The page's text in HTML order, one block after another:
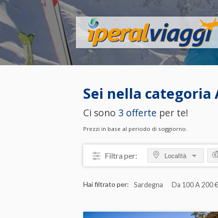
Sei nella categoria
Ci sono 3 offerte per te!
Prezzi in base al periodo di soggiorno.
Filtra per:
Località
Hai filtrato per: Sardegna Da 100 A 200 €